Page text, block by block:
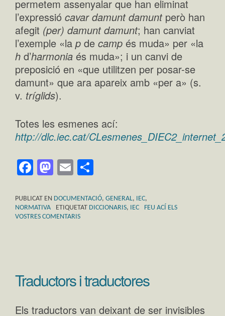
permetem assenyalar que han eliminat
l’expressió cavar damunt damuntperò han
afegit (per) damunt damunt; han canviat
l’exemple «la p de camp és muda» per «la
h d’harmonia és muda»; i un canvi de
preposició en «que utilitzen per posar-se
damunt» que ara apareix amb «per a» (s.
v. tríglids).
Totes les esmenes ací:
http://dlc.iec.cat/
Facebook
Mastodon
Email
PUBLICAT EN DOCUMENTACIÓ, GENERAL, IEC,
NORMATIVA
ETIQUETAT DICCIONARIS, IEC
FEU ACÍ ELS
VOSTRES COMENTARIS
Traductors i traductores
Els traductors van deixant de ser invisibles